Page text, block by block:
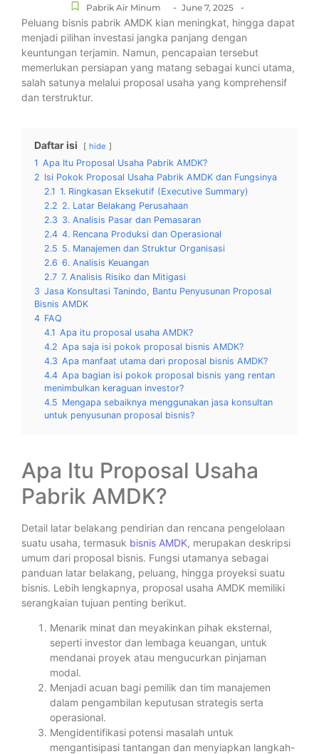
Pabrik Air Minum - June 7, 2025 -
Peluang bisnis pabrik AMDK kian meningkat, hingga dapat
menjadi pilihan investasi jangka panjang dengan
keuntungan terjamin. Namun, pencapaian tersebut
memerlukan persiapan yang matang sebagai kunci utama,
salah satunya melalui proposal usaha yang komprehensif
dan terstruktur.
Daftar isi hide
1 Apa Itu Proposal Usaha Pabrik AMDK?
2 Isi Pokok Proposal Usaha Pabrik AMDK dan Fungsinya
2.1 1. Ringkasan Eksekutif (Executive Summary)
2.2 2. Latar Belakang Perusahaan
2.3 3. Analisis Pasar dan Pemasaran
2.4 4. Rencana Produksi dan Operasional
2.5 5. Manajemen dan Struktur Organisasi
2.6 6. Analisis Keuangan
2.7 7. Analisis Risiko dan Mitigasi
3 Jasa Konsultasi Tanindo, Bantu Penyusunan Proposal
Bisnis AMDK
4 FAQ
4.1 Apa itu proposal usaha AMDK?
4.2 Apa saja isi pokok proposal bisnis AMDK?
4.3 Apa manfaat utama dari proposal bisnis AMDK?
4.4 Apa bagian isi pokok proposal bisnis yang rentan
menimbulkan keraguan investor?
4.5 Mengapa sebaiknya menggunakan jasa konsultan
untuk penyusunan proposal bisnis?
Apa Itu Proposal Usaha
Pabrik AMDK?
Detail latar belakang pendirian dan rencana pengelolaan
suatu usaha, termasuk bisnis AMDK, merupakan deskripsi
umum dari proposal bisnis. Fungsi utamanya sebagai
panduan latar belakang, peluang, hingga proyeksi suatu
bisnis. Lebih lengkapnya, proposal usaha AMDK memiliki
serangkaian tujuan penting berikut.
Menarik minat dan meyakinkan pihak eksternal,
seperti investor dan lembaga keuangan, untuk
mendanai proyek atau mengucurkan pinjaman
modal.
Menjadi acuan bagi pemilik dan tim manajemen
dalam pengambilan keputusan strategis serta
operasional.
Mengidentifikasi potensi masalah untuk
mengantisipasi tantangan dan menyiapkan langkah-